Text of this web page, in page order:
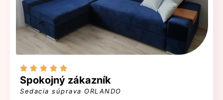
    
Spokojný zákazník
Sedacia súprava ORLANDO